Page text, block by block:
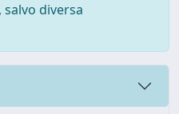
diversa